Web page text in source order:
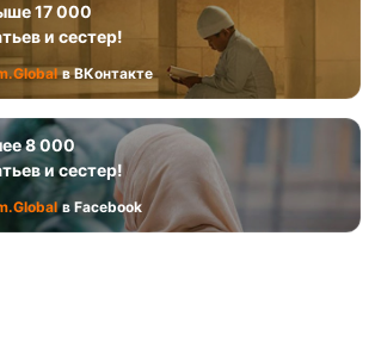
17 000
и сестер!
в ВКонтакте
8 000
и сестер!
в Facebook